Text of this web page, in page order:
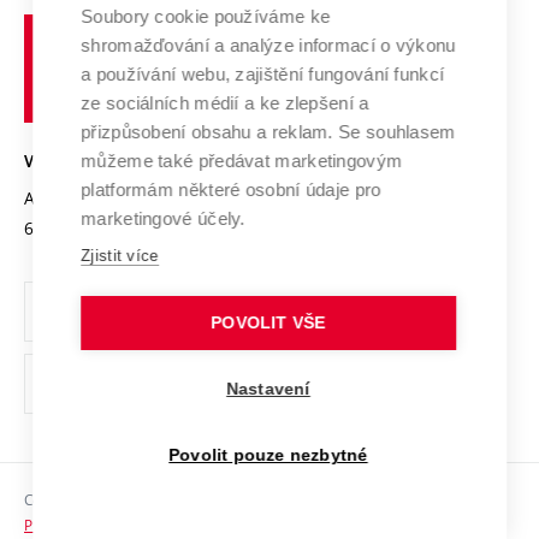
Výzkumné infrastruktury
Transfer znalostí
Open Science
Projekty
Projekty ze strukturálních fondů
Specifický výzkum
Spolupráce se školami
Mezinárodní dohody
Univerzitní sítě
Profil univerzity
Udržitelná univerzita
Podnikavá univerzita / ContriBUTe
Bezpečná univerzita
Vyznamenání
Organizační struktura
Ochrana osobních údajů
odkaz)
Sociální bezpečí
učení
technické
Brně
VYSOKÉ UČENÍ TECHNICKÉ V BRNĚ
Antonínská 548/1
602 00 Brno
www.vut.cz
vut@vutbr.cz
Copyright © 2026 VUT
Prohlášení o přístupnosti
Soubory cookie používáme ke
shromažďování a analýze informací o výkonu
a používání webu, zajištění fungování funkcí
ze sociálních médií a ke zlepšení a
přizpůsobení obsahu a reklam. Se souhlasem
můžeme také předávat marketingovým
platformám některé osobní údaje pro
marketingové účely.
Zjistit více
POVOLIT VŠE
Nastavení
Povolit pouze nezbytné